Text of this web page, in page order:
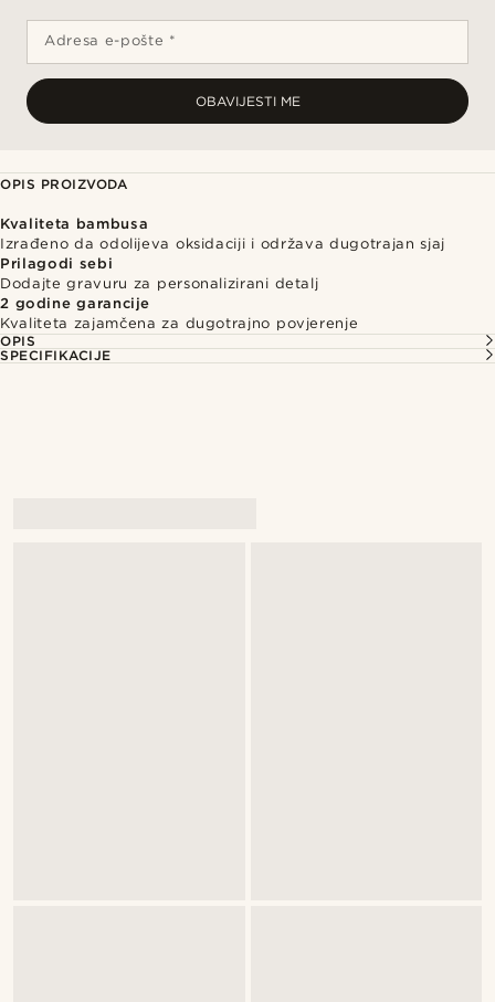
Adresa e-pošte *
OBAVIJESTI ME
OPIS PROIZVODA
Kvaliteta bambusa
Izrađeno da odolijeva oksidaciji i održava dugotrajan sjaj
Prilagodi sebi
Dodajte gravuru za personalizirani detalj
2 godine garancije
Kvaliteta zajamčena za dugotrajno povjerenje
OPIS
SPECIFIKACIJE